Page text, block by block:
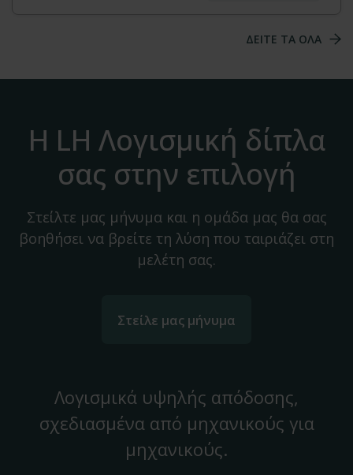
ΔΕΙΤΕ ΤΑ ΟΛΑ
Η LH Λογισμική δίπλα
σας στην επιλογή
Στείλτε μας μήνυμα και η ομάδα μας θα σας
βοηθήσει να βρείτε τη λύση που ταιριάζει στη
μελέτη σας.
Στείλε μας μήνυμα
Λογισμικά υψηλής απόδοσης,
σχεδιασμένα από μηχανικούς για
μηχανικούς.